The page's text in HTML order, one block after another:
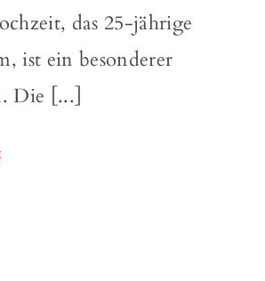
das 25-jährige
ist ein besonderer
Die [...]